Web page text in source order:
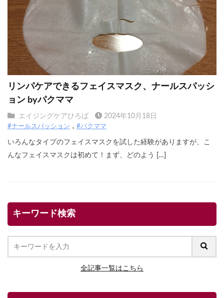
リンパケアできるフェイスマスク、ナールスパッシ
ョン byパクママ
エイジングケアひろば 2024年10月18日
#ナールスパッション #パクママ
いろんなタイプのフェイスマスクを試した経験がありますが、こ
んなフェイスマスクは初めて！まず、どのよう […]
キーワード検索
全記事一覧はこちら